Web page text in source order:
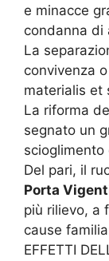
e minacce
condanna di
La
convivenza
materialis et
La riforma
segnato un
scioglimento
Del pari, il
Porta
più rilievo, a
cause
EFFETTI